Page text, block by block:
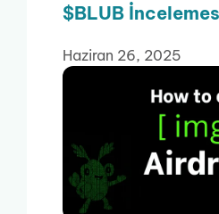
$BLUB
Haziran 26, 2025